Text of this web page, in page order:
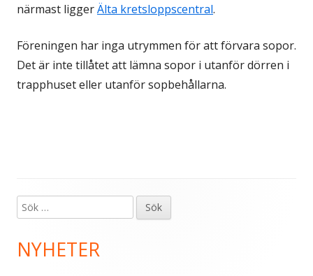
närmast liggerÄlta kretsloppscentral.
Föreningen har inga utrymmen för att förvara sopor.
Det är inte tillåtet att lämna sopor i utanför dörren i
trapphuset eller utanför sopbehållarna.
Primär
sidopanel
Sök
efter:
NYHETER